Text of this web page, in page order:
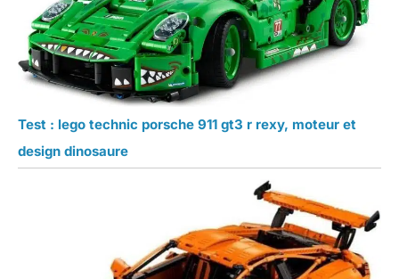
Test : lego technic porsche 911 gt3 r rexy, moteur et
design dinosaure